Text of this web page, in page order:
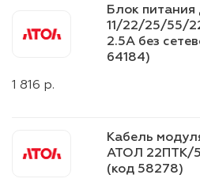
Блок
11/22/25/55/
2.5A без
64184)
1 816 р.
Кабель
АТОЛ 22ПТК/
(код 58278)